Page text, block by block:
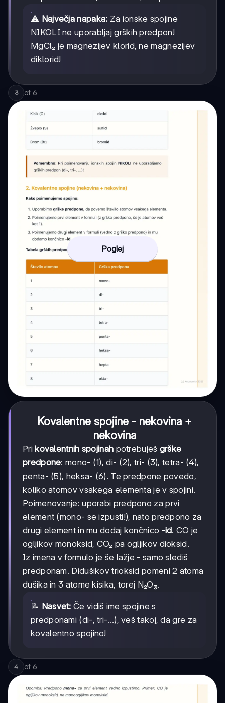
⚠️ Največja napaka: Za ionske spojine
NIKOLI ne uporabljaj grških predpon!
MgCl₂ je magnezijev klorid, ne magnezijev
diklorid!
3 of 6
Poglej
Kovalentne spojine - nekovina +
nekovina
Prikovalentnih spojinah potrebuješ grške
predpone: mono- (1), di- (2), tri- (3), tetra- (4),
penta- (5), heksa- (6). Te predpone povedo,
koliko atomov vsakega elementa je v spojini.
Poimenovanje: uporabi predpono za prvi
element (mono- se izpusti!), nato predpono za
drugi element in mu dodaj končnico -id. CO je
ogljikov monoksid, CO₂ pa ogljikov dioksid.
Iz imena v formulo je še lažje - samo slediš
predponam. Didušikov trioksid pomeni 2 atoma
dušika in 3 atome kisika, torej N₂O₃.
📝 Nasvet: Če vidiš ime spojine s
predponami (di-, tri-...), veš takoj, da gre za
kovalentno spojino!
4 of 6